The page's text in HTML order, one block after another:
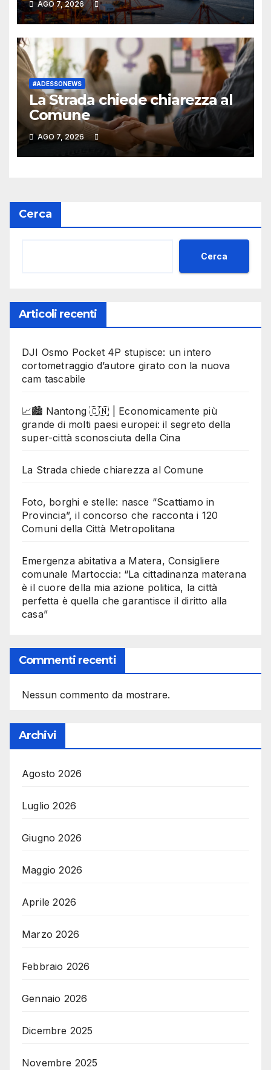
segreto della super-città
sconosciuta della Cina
AGO 7, 2026
#ADESSONEWS
La Strada chiede chiarezza al
Comune
AGO 7, 2026
Cerca
Cerca
Articoli recenti
DJI Osmo Pocket 4P stupisce: un intero
cortometraggio d’autore girato con la nuova
cam tascabile
📈🏙️ Nantong 🇨🇳 | Economicamente più
grande di molti paesi europei: il segreto della
super-città sconosciuta della Cina
La Strada chiede chiarezza al Comune
Foto, borghi e stelle: nasce “Scattiamo in
Provincia”, il concorso che racconta i 120
Comuni della Città Metropolitana
Emergenza abitativa a Matera, Consigliere
comunale Martoccia: “La cittadinanza materana
è il cuore della mia azione politica, la città
perfetta è quella che garantisce il diritto alla
casa”
Commenti recenti
Nessun commento da mostrare.
Archivi
Agosto 2026
Luglio 2026
Giugno 2026
Maggio 2026
Aprile 2026
Marzo 2026
Febbraio 2026
Gennaio 2026
Dicembre 2025
Novembre 2025